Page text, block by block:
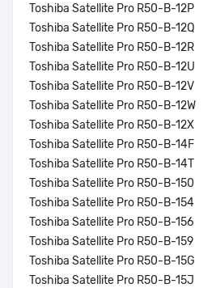
Toshiba Satellite Pro R50-B-12P
Toshiba Satellite Pro R50-B-12Q
Toshiba Satellite Pro R50-B-12R
Toshiba Satellite Pro R50-B-12U
Toshiba Satellite Pro R50-B-12V
Toshiba Satellite Pro R50-B-12W
Toshiba Satellite Pro R50-B-12X
Toshiba Satellite Pro R50-B-14F
Toshiba Satellite Pro R50-B-14T
Toshiba Satellite Pro R50-B-150
Toshiba Satellite Pro R50-B-154
Toshiba Satellite Pro R50-B-156
Toshiba Satellite Pro R50-B-159
Toshiba Satellite Pro R50-B-15G
Toshiba Satellite Pro R50-B-15J